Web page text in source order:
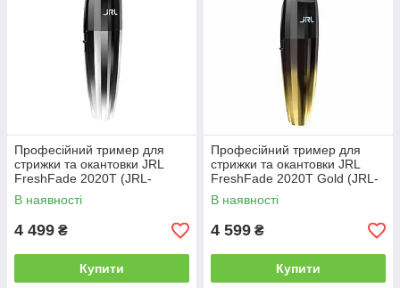
Професійний тример для
стрижки та окантовки JRL
FreshFade 2020T (JRL-
2020T)
В наявності
4 499 ₴
Купити
Професійний тример для
стрижки та окантовки JRL
FreshFade 2020T Gold (JRL-
2020T-G)
В наявності
4 599 ₴
Купити